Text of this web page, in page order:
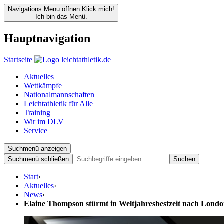
Navigations Menu öffnen Klick mich!
Ich bin das Menü.
Hauptnavigation
Startseite
Aktuelles
Wettkämpfe
Nationalmannschaften
Leichtathletik für Alle
Training
Wir im DLV
Service
Suchmenü anzeigen
Suchmenü schließen
Suchen
Start›
Aktuelles›
News›
Elaine Thompson stürmt in Weltjahresbestzeit nach